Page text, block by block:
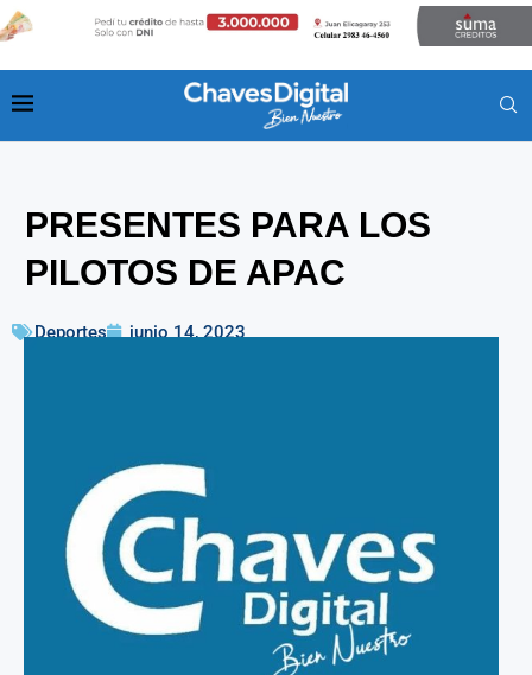
PRESENTES PARA LOS
PILOTOS DE APAC
Deportes junio 14, 2023